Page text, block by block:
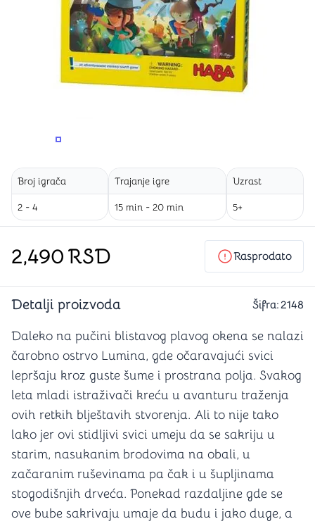
PROMENITE UGAO GLEDANJA
Broj igrača
2 - 4
Trajanje igre
15 min - 20 min
Uzrast
5+
2,490RSD Rasprodato
Detalji proizvoda Šifra:2148
Daleko na pučini blistavog plavog okena se nalazi
čarobno ostrvo Lumina, gde očaravajući svici
lepršaju kroz guste šume i prostrana polja. Svakog
leta mladi istraživači kreću u avanturu traženja
ovih retkih blještavih stvorenja. Ali to nije tako
lako jer ovi stidljivi svici umeju da se sakriju u
starim, nasukanim brodovima na obali, u
začaranim ruševinama pa čak i u šupljinama
stogodišnjih drveća. Ponekad razdaljine gde se
ove bube sakrivaju umaje da budu i jako duge, a